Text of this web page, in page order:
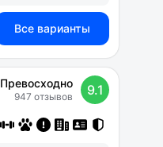
Все варианты
Превосходно
947 отзывов 9.1